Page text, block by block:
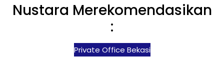
Nustara Merekomendasikan
:
Private Office Bekasi